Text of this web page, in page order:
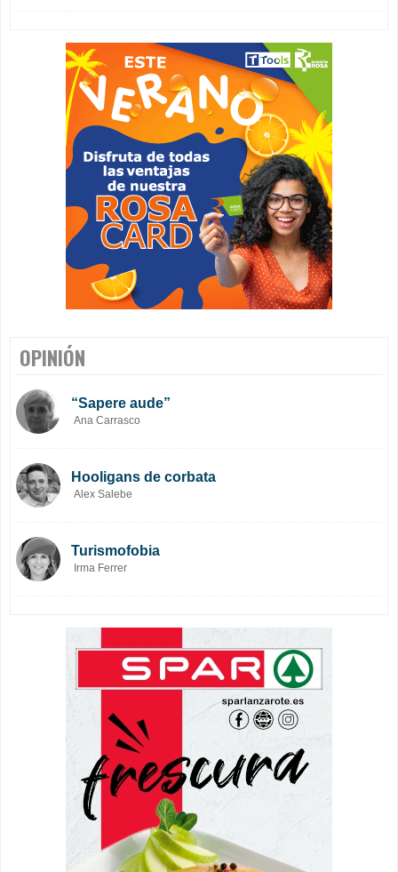
OPINIÓN
“Sapere aude”
Ana Carrasco
Hooligans de corbata
Alex Salebe
Turismofobia
Irma Ferrer